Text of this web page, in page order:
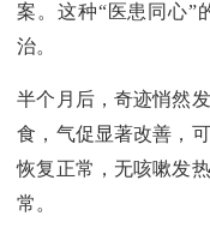
案。这种“医患同心”
治。
半个月后，奇迹悄然
食，气促显著改善，
恢复正常，无咳嗽发
常。